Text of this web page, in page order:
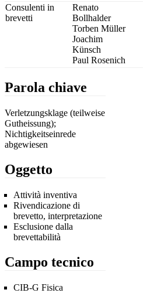
Consulenti in
brevetti
Renato
Bollhalder
Torben Müller
Joachim
Künsch
Paul Rosenich
Parola chiave
Verletzungsklage (teilweise
Gutheissung);
Nichtigkeitseinrede
abgewiesen
Oggetto
Attività inventiva
Rivendicazione di
brevetto, interpretazione
Esclusione dalla
brevettabilità
Campo tecnico
CIB-G Fisica